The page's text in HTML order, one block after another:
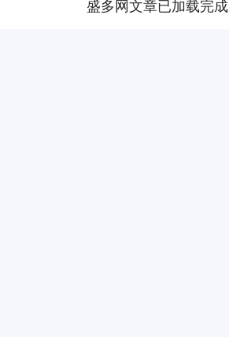
盛多网文章已加载完成